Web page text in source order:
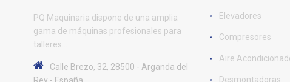
PQ Maquinaria dispone de una amplia
gama de máquinas profesionales para
talleres...
Calle Brezo, 32, 28500 - Arganda del
Elevadores
Compresores
Aire
Desmontadoras